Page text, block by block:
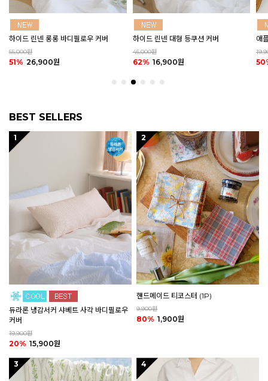
하이드 린넨 대형 등쿠션 커버
45,000원
62% 16,900원
애플 그린티 린넨 바란스 커튼 (2size)
19,900원
50% 9,900원
마
BEST SELLERS
1
듀라론 냉감서커 샤베트 사각 바디필로우
커버
19,900원
20% 15,900원
2
핸드메이드 티코스터 (1P)
9,900원
80% 1,900원
3 4